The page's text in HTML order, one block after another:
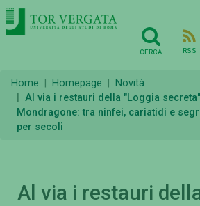
CERCA RSS
Home Homepage
Novità
Al via i restauri della "Loggia
Mondragone: tra ninfei, cariatidi e
per secoli
Al via i restauri